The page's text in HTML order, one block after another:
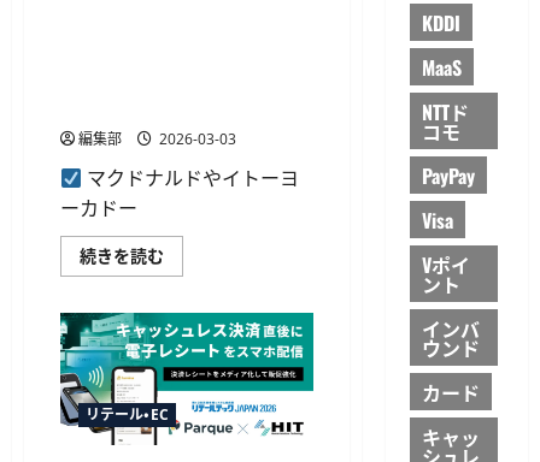
プ
ッ
ト
ー
に
い
て
さ
ら
に
読
む
編集部 2026-03-03
マクドナルドやイトーヨ
ーカドー
続きを読む
PayPay
マ
ク
ド
ナ
ル
ド
な
ど
リテール・EC
KDDI
MaaS
NTTド
コモ
PayPay
Visa
Vポイ
ント
インバ
ウンド
カード
キャッ
シュレ